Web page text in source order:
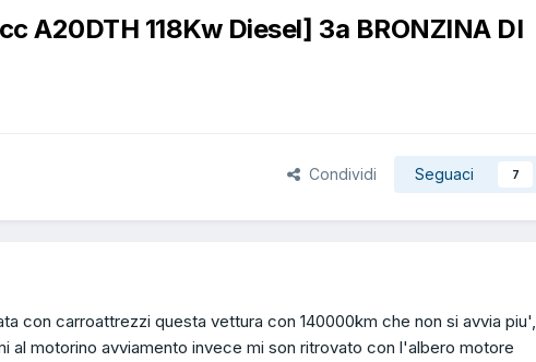
A20DTH 118Kw Diesel] 3a BRONZINA DI
Condividi Seguaci 7
con carroattrezzi questa vettura con 140000km che non si avvia piu',
al motorino avviamento invece mi son ritrovato con l'albero motore